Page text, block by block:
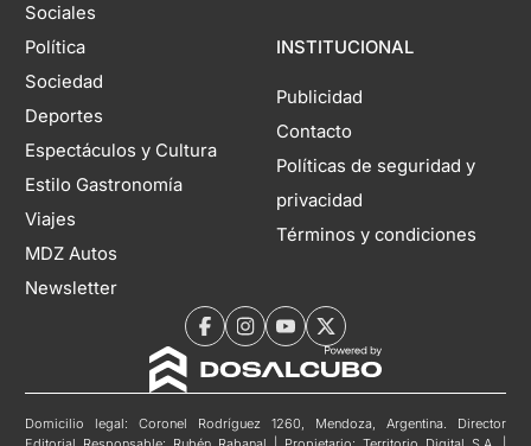
Sociales
Política
Sociedad
Deportes
Espectáculos y Cultura
Estilo Gastronomía
Viajes
MDZ Autos
Newsletter
INSTITUCIONAL
Publicidad
Contacto
Políticas de seguridad y
privacidad
Términos y condiciones
Domicilio legal: Coronel Rodríguez 1260, Mendoza, Argentina. Director